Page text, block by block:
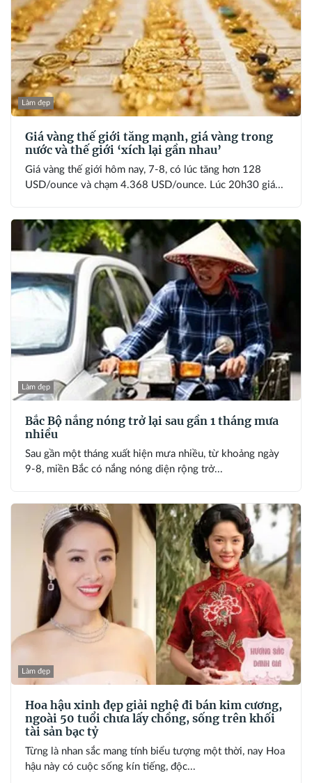
Làm đẹp
Giá vàng thế giới tăng mạnh, giá vàng trong
nước và thế giới ‘xích lại gần nhau’
Giá vàng thế giới hôm nay, 7-8, có lúc tăng hơn 128
USD/ounce và chạm 4.368 USD/ounce. Lúc 20h30 giá...
Làm đẹp
Bắc Bộ nắng nóng trở lại sau gần 1 tháng mưa
nhiều
Sau gần một tháng xuất hiện mưa nhiều, từ khoảng ngày
9-8, miền Bắc có nắng nóng diện rộng trở...
Làm đẹp
Hoa hậu xinh đẹp giải nghệ đi bán kim cương,
ngoài 50 tuổi chưa lấy chồng, sống trên khối
tài sản bạc tỷ
Từng là nhan sắc mang tính biểu tượng một thời, nay Hoa
hậu này có cuộc sống kín tiếng, độc...